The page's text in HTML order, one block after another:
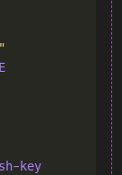
key